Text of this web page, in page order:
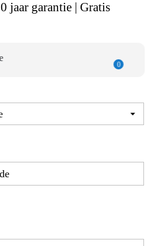
jaar garantie | Gratis
0